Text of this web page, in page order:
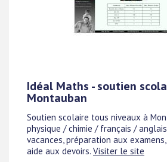
Idéal Maths - soutien
Montauban
Soutien scolaire tous niveaux à
physique / chimie / français /
vacances, préparation aux
aide aux devoirs. Visiter le site